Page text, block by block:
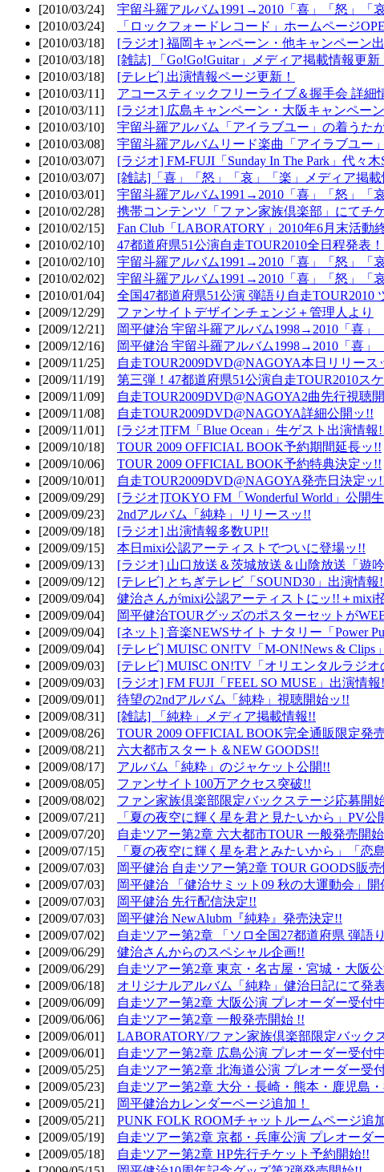
[2010/03/24] 宇留斗羅アルバム1991→2010「喜」「怒」「
[2010/03/24]
「ロックフォードレコード」ホームページ
[2010/03/18] [ラジオ] 福岡キャンペーン・他キャンペーン
[2010/03/18] [雑誌] 「Go!Go!Guitar」メディア掲載情報更新
[2010/03/18] [テレビ] 出演情報ページ更新！
[2010/03/11] アコースティックフリーライブ＆握手会 詳細
[2010/03/11] [ラジオ] 広島キャンペーン・大阪キャンペー
[2010/03/10] 宇留斗羅アルバム「アイラブユー」の着うた
[2010/03/08] 宇留斗羅アルバムリード楽曲「アイラブユー
[2010/03/07] [ラジオ] FM-FUJI「Sunday In The Park」代々
[2010/03/07] [雑誌]「喜」「怒」「哀」「楽」メディア掲
[2010/03/01] 宇留斗羅アルバム1991→2010「喜」「怒」「
[2010/02/28] 携帯コンテンツ「ファン家族倶楽部」にてチ
[2010/02/15] Fan Club「LABORATORY」2010年6月末活動
[2010/02/10] 47都道府県51公演自走TOUR2010全日程発表！
[2010/02/10] 宇留斗羅アルバム1991→2010「喜」「怒」「
[2010/02/02] 宇留斗羅アルバム1991→2010「喜」「怒」「
[2010/01/04] 全国47都道府県51公演 弾語り自走TOUR2010
[2009/12/29] ファンサイトデザインチェンジ＋管理人より
[2009/12/21]
岡平健治 宇留斗羅アルバム1998→2010「喜」
[2009/12/16]
岡平健治 宇留斗羅アルバム1998→2010「喜
[2009/11/25]
自走TOUR2009DVD@NAGOYA本日リリース
[2009/11/19] 第三弾！47都道府県51公演自走TOUR2010ス
[2009/11/09]
自走TOUR2009DVD@NAGOYA2曲先行視聴
[2009/11/08]
自走TOUR2009DVD@NAGOYA詳細公開ッ!!
[2009/11/01] [ラジオ]TFM「Blue Ocean」生ゲスト出演情報
[2009/10/18] TOUR 2009 OFFICIAL BOOK予約期間延長ッ!!
[2009/10/06] TOUR 2009 OFFICIAL BOOK予約特典決定ッ!!
[2009/10/01]
自走TOUR2009DVD@NAGOYA発売日決定ッ
[2009/09/29] [ラジオ]TOKYO FM「Wonderful World」公開
[2009/09/23] 2ndアルバム「純粋」リリースッ!!
[2009/09/18] [ラジオ] 出演情報多数UP!!
[2009/09/15] 本日mixi公認アーティストでついに登場ッ!!
[2009/09/13] [ラジオ] 山口放送＆茨城放送＆山陰放送「遊
[2009/09/12] [テレビ] とちぎテレビ「SOUND30」出演情報
[2009/09/04] 健治さんがmixi公認アーティストにッ!!＋mixi
[2009/09/04]
岡平健治TOURグッズのポスターセットが
[2009/09/04] [ネット] 音楽NEWSサイト ナタリー「Power
[2009/09/04] [テレビ] MUISC ON!TV「M-ON!News & Clips
[2009/09/03] [テレビ] MUISC ON!TV「オリエンタルラジ
[2009/09/03] [ラジオ] FM FUJI「FEEL SO MUSE」出演情報
[2009/09/01] 待望の2ndアルバム「純粋」視聴開始ッ!!
[2009/08/31] [雑誌] 「純粋」メディア掲載情報!!
[2009/08/26] TOUR 2009 OFFICIAL BOOK完全通販限定発
[2009/08/21] 六大都市スタート＆NEW GOODS!!
[2009/08/17] アルバム「純粋」のジャケット公開!!
[2009/08/05] ファンサイト100万アクセス突破!!
[2009/08/02] ファン家族倶楽部限定バックステージ応募開
[2009/07/21]
「夏の夜空に輝く星を君と見たいから」PV公
[2009/07/20]
自走ツアー第2章 六大都市TOUR 一般発売開
[2009/07/15]
「夏の夜空に輝く星を君とみたいから」「恋
[2009/07/03]
岡平健治 自走ツアー第2章 TOUR GOODS販
[2009/07/03]
岡平健治 「健治サミット09 秋の大運動会」開
[2009/07/03]
岡平健治 先行配信決定!!
[2009/07/03]
岡平健治 NewAlubm『純粋』発売決定!!
[2009/07/02]
自走ツアー第2章 「ソロ全国27都道府県 弾語
[2009/06/29] 健治さんからのスペシャル企画!!
[2009/06/29]
自走ツアー第2章 東京・名古屋・宮城・大阪
[2009/06/18] オリジナルアルバム「純粋」健治日記にて発表
[2009/06/09]
自走ツアー第2章 大阪公演 プレオーダー受付
[2009/06/06]
自走ツアー第2章 一般発売開始 !!
[2009/06/01] LABORATORY/ファン家族倶楽部限定バック
[2009/06/01]
自走ツアー第2章 広島公演 プレオーダー受付
[2009/05/25]
自走ツアー第2章 北海道公演 プレオーダー受
[2009/05/23]
自走ツアー第2章 大分・長崎・熊本・鹿児島
[2009/05/21]
岡平健治カレンダーページ追加！
[2009/05/21] PUNK FOLK ROOMチャットルームページ追
[2009/05/19]
自走ツアー第2章 京都・兵庫公演 プレオーダ
[2009/05/18]
自走ツアー第2章 HP先行チケット予約開始!!